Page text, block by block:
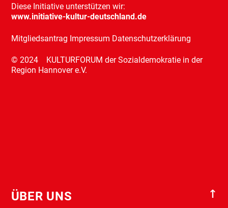
Veranstaltungen
Meilensteine
Diese Initiative unterstützen wir:
www.initiative-kultur-deutschland.de
Mitgliedsantrag Impressum Datenschutzerklärung
© 2024 KULTURFORUM der Sozialdemokratie in der
Region Hannover e.V.
ÜBER UNS ↑